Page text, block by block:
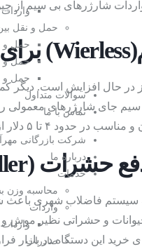
واردات
حمل و نقل
حمل و
حمل و
حمل و
سوالات متداول
تماس با ما
شرکت بازرگانی
درباره ما
خدمات
محاسبه وزن
واردات
صادرات
(Wierless) برای واردات پرسود از چین
در حال افزایش است. دیگر
جای شارژرهای معمولی
سود خوب در ایران واردات پرسود از چین را تجربه کنید.
دفع حشرات(Electric Pest Repeller) برای واردات پرسود از چین
فاضلاب شهری باعث
و حشراتی نظیر موش